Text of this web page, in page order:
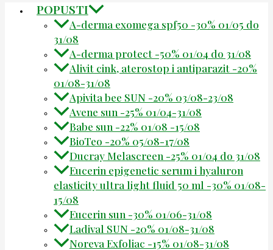
POPUSTI
A-derma exomega spf50 -30% 01/05 do
31/08
A-derma protect -50% 01/04 do 31/08
Alivit cink, aterostop i antiparazit -20%
01/08-31/08
Apivita bee SUN -20% 03/08-23/08
Avene sun -25% 01/04-31/08
Babe sun -22% 01/08 -15/08
BioTeo -20% 05/08-17/08
Ducray Melascreen -25% 01/04 do 31/08
Eucerin epigenetic serum i hyaluron
elasticity ultra light fluid 50 ml -30% 01/08-
15/08
Eucerin sun -30% 01/06-31/08
Ladival SUN -20% 01/08-31/08
Noreva Exfoliac -15% 01/08-31/08